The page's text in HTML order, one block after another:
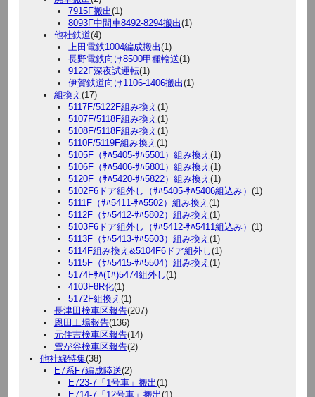
7915F搬出(1)
8093F中間車8492-8294搬出(1)
他社鉄道(4)
上田電鉄1004編成搬出(1)
長野電鉄向け8500甲種輸送(1)
9122F深夜試運転(1)
伊賀鉄道向け1106-1406搬出(1)
組換え (17)
5117F/5122F組み換え (1)
5107F/5118F組み換え (1)
5108F/5118F組み換え (1)
5110F/5119F組み換え (1)
5105F（ｻﾊ5405-ｻﾊ5501）組み換え (1)
5106F（ｻﾊ5406-ｻﾊ5801）組み換え (1)
5120F（ｻﾊ5420-ｻﾊ5822）組み換え (1)
5102F6ドア組外し（ｻﾊ5405-ｻﾊ5406組込み） (1)
5111F（ｻﾊ5411-ｻﾊ5502）組み換え (1)
5112F（ｻﾊ5412-ｻﾊ5802）組み換え (1)
5103F6ドア組外し（ｻﾊ5412-ｻﾊ5411組込み） (1)
5113F（ｻﾊ5413-ｻﾊ5503）組み換え (1)
5114F組み換え&5104F6ドア組外し(1)
5115F（ｻﾊ5415-ｻﾊ5504）組み換え (1)
5174Fｻﾊ(ﾓﾊ)5474組外し(1)
4103F8R化(1)
5172F組換え (1)
長津田検車区報告(207)
恩田工場報告(136)
元住吉検車区報告(14)
雪が谷検車区報告(2)
他社線特集(38)
E7系F7編成陸送(2)
E723-7「1号車」搬出(1)
E714-7「12号車」搬出(1)